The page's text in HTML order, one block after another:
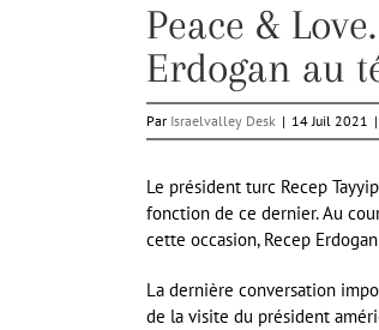
Peace &
Erdogan au
Par Israelvalley Desk | 14 Juil 2021 |
Le président turc Recep
fonction de ce dernier. Au
cette occasion, Recep
La dernière conversation
de la visite du président